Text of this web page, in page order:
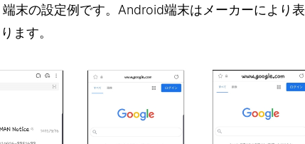
末の設定例です。Android端末はメーカーにより表
ます。